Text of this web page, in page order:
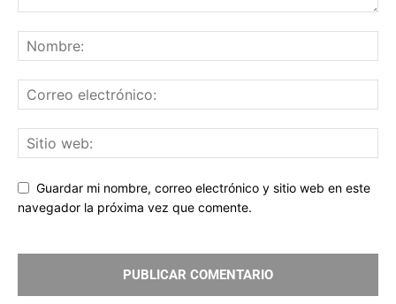
Guardar mi nombre, correo electrónico y sitio web en este
navegador la próxima vez que comente.